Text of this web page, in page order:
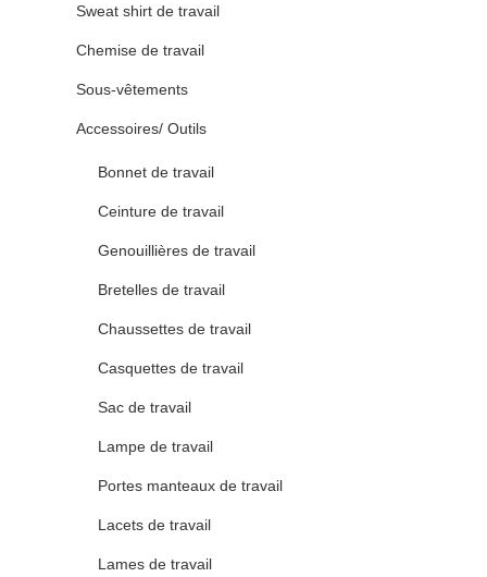
Sweat shirt de travail
Chemise de travail
Sous-vêtements
Accessoires/ Outils
Bonnet de travail
Ceinture de travail
Genouillières de travail
Bretelles de travail
Chaussettes de travail
Casquettes de travail
Sac de travail
Lampe de travail
Portes manteaux de travail
Lacets de travail
Lames de travail